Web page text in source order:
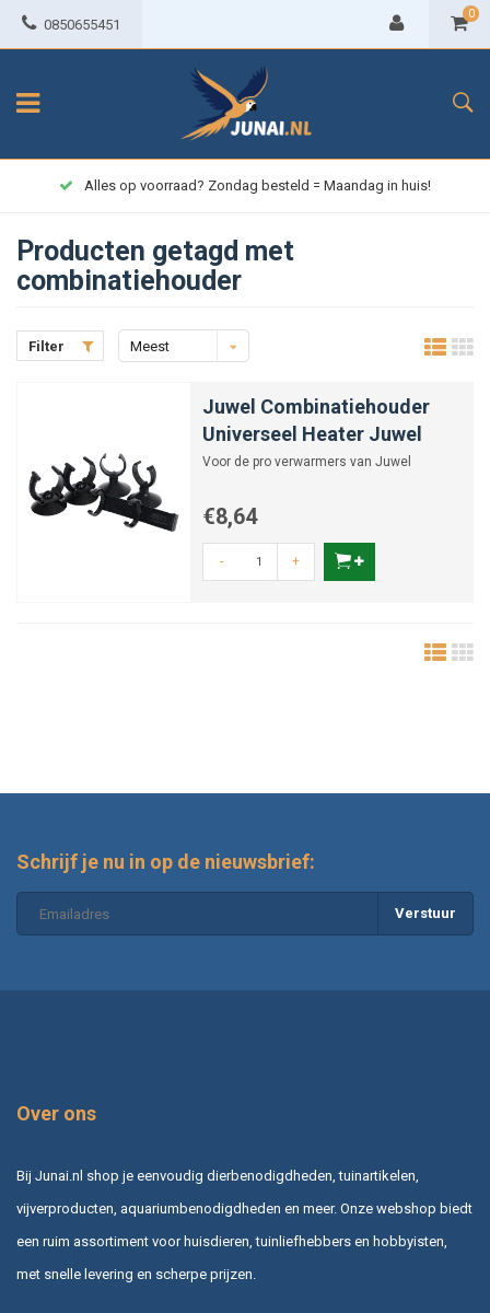
0850655451
0
Alles op voorraad? Zondag besteld = Maandag in huis!
Producten getagd met
combinatiehouder
Filter
Meest
Juwel Combinatiehouder
Universeel Heater Juwel
Voor de pro verwarmers van Juwel
€8,64
- +
Schrijf je nu in op de nieuwsbrief:
Verstuur
Over ons
Bij Junai.nl shop je eenvoudig dierbenodigdheden, tuinartikelen,
vijverproducten, aquariumbenodigdheden en meer. Onze webshop biedt
een ruim assortiment voor huisdieren, tuinliefhebbers en hobbyisten,
met snelle levering en scherpe prijzen.